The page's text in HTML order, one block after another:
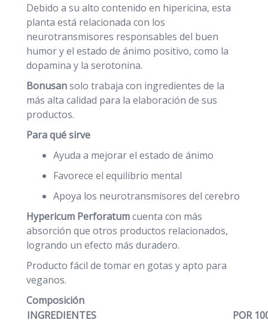
Debido a su alto contenido en hipericina, esta
planta está relacionada con los
neurotransmisores responsables del buen
humor y el estado de ánimo positivo, como la
dopamina y la serotonina.
Bonusansolo trabaja con ingredientes de la
más alta calidad para la elaboración de sus
productos.
Para qué sirve
Ayuda a mejorar el estado de ánimo
Favorece el equilibrio mental
Apoya los neurotransmisores del cerebro
Hypericum Perforatumcuenta con más
absorción que otros productos relacionados,
logrando un efecto más duradero.
Producto fácil de tomar en gotas y apto para
veganos.
Composición
INGREDIENTES
POR